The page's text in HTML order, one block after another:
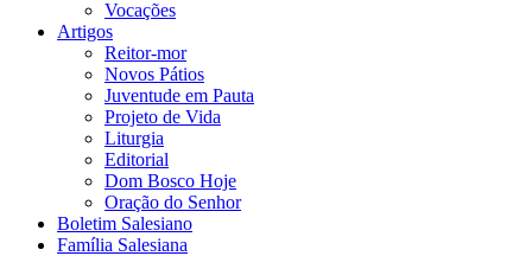
Vocações
Artigos
Reitor-mor
Novos Pátios
Juventude em Pauta
Projeto de Vida
Liturgia
Editorial
Dom Bosco Hoje
Oração do Senhor
Boletim Salesiano
Família Salesiana